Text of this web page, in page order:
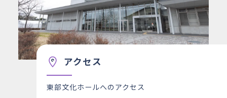
アクセス
東部文化ホールへのアクセス